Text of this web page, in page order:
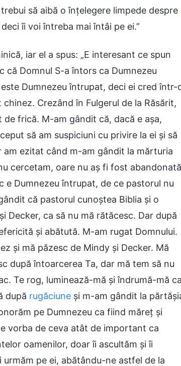
să aibă o înțelegere limpede despre
îi voi întreba mai întâi pe ei.”
iar el a spus: „E interesant ce spun
că Domnul S-a întors ca Dumnezeu
Dumnezeu întrupat, deci ei cred într-
Crezând în Fulgerul de la Răsărit,
frică. M-am gândit că, dacă e așa,
să am suspiciuni cu privire la ei și să
am ezitat când m-am gândit la mărturia
cercetam, oare nu aș fi fost abandonată
e Dumnezeu întrupat, de ce pastorul nu
că pastorul cunoștea Biblia și o
Decker, ca să nu mă rătăcesc. Dar după
și abătută. M-am rugat Domnului.
și mă păzesc de Mindy și Decker. Mă
după întoarcerea Ta, dar mă tem să nu
Te rog, luminează-mă și îndrumă-mă
după rugăciune şi m-am gândit la
pe Dumnezeu ca fiind măreț și
vorba de ceva atât de important ca
oamenilor, doar îi ascultăm și îi
pe ei, abătându-ne astfel de la